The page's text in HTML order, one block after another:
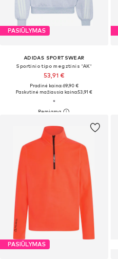
PASIŪLYMAS
ADIDAS SPORTSWEAR
Sportinio tipo megztinis 'AK'
53,91 €
Pradinė kaina: 69,90 €
Paskutinė mažiausia kaina:53,91 €
PASIŪLYMAS